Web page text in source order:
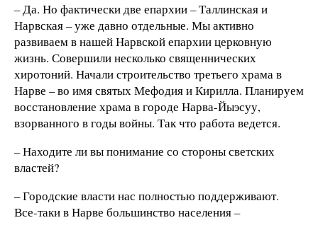
– Да. Но фактически две епархии – Таллинская и
Нарвская – уже давно отдельные. Мы активно
развиваем в нашей Нарвской епархии церковную
жизнь. Совершили несколько священнических
хиротоний. Начали строительство третьего храма в
Нарве – во имя святых Мефодия и Кирилла. Планируем
восстановление храма в городе Нарва-Йыэсуу,
взорванного в годы войны. Так что работа ведется.
– Находите ли вы понимание со стороны светских
властей?
– Городские власти нас полностью поддерживают.
Все-таки в Нарве большинство населения –